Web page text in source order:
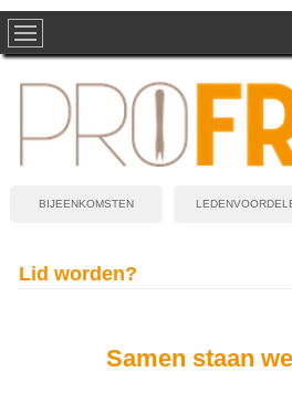
BIJEENKOMSTEN
Lid worden?
Samen staan